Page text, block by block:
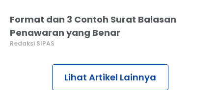
Format dan 3 Contoh Surat Balasan
Penawaran yang Benar
Redaksi SIPAS
Lihat Artikel Lainnya